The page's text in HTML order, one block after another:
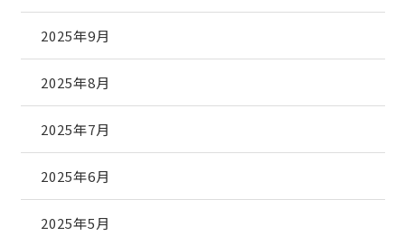
2025年9月
2025年8月
2025年7月
2025年6月
2025年5月